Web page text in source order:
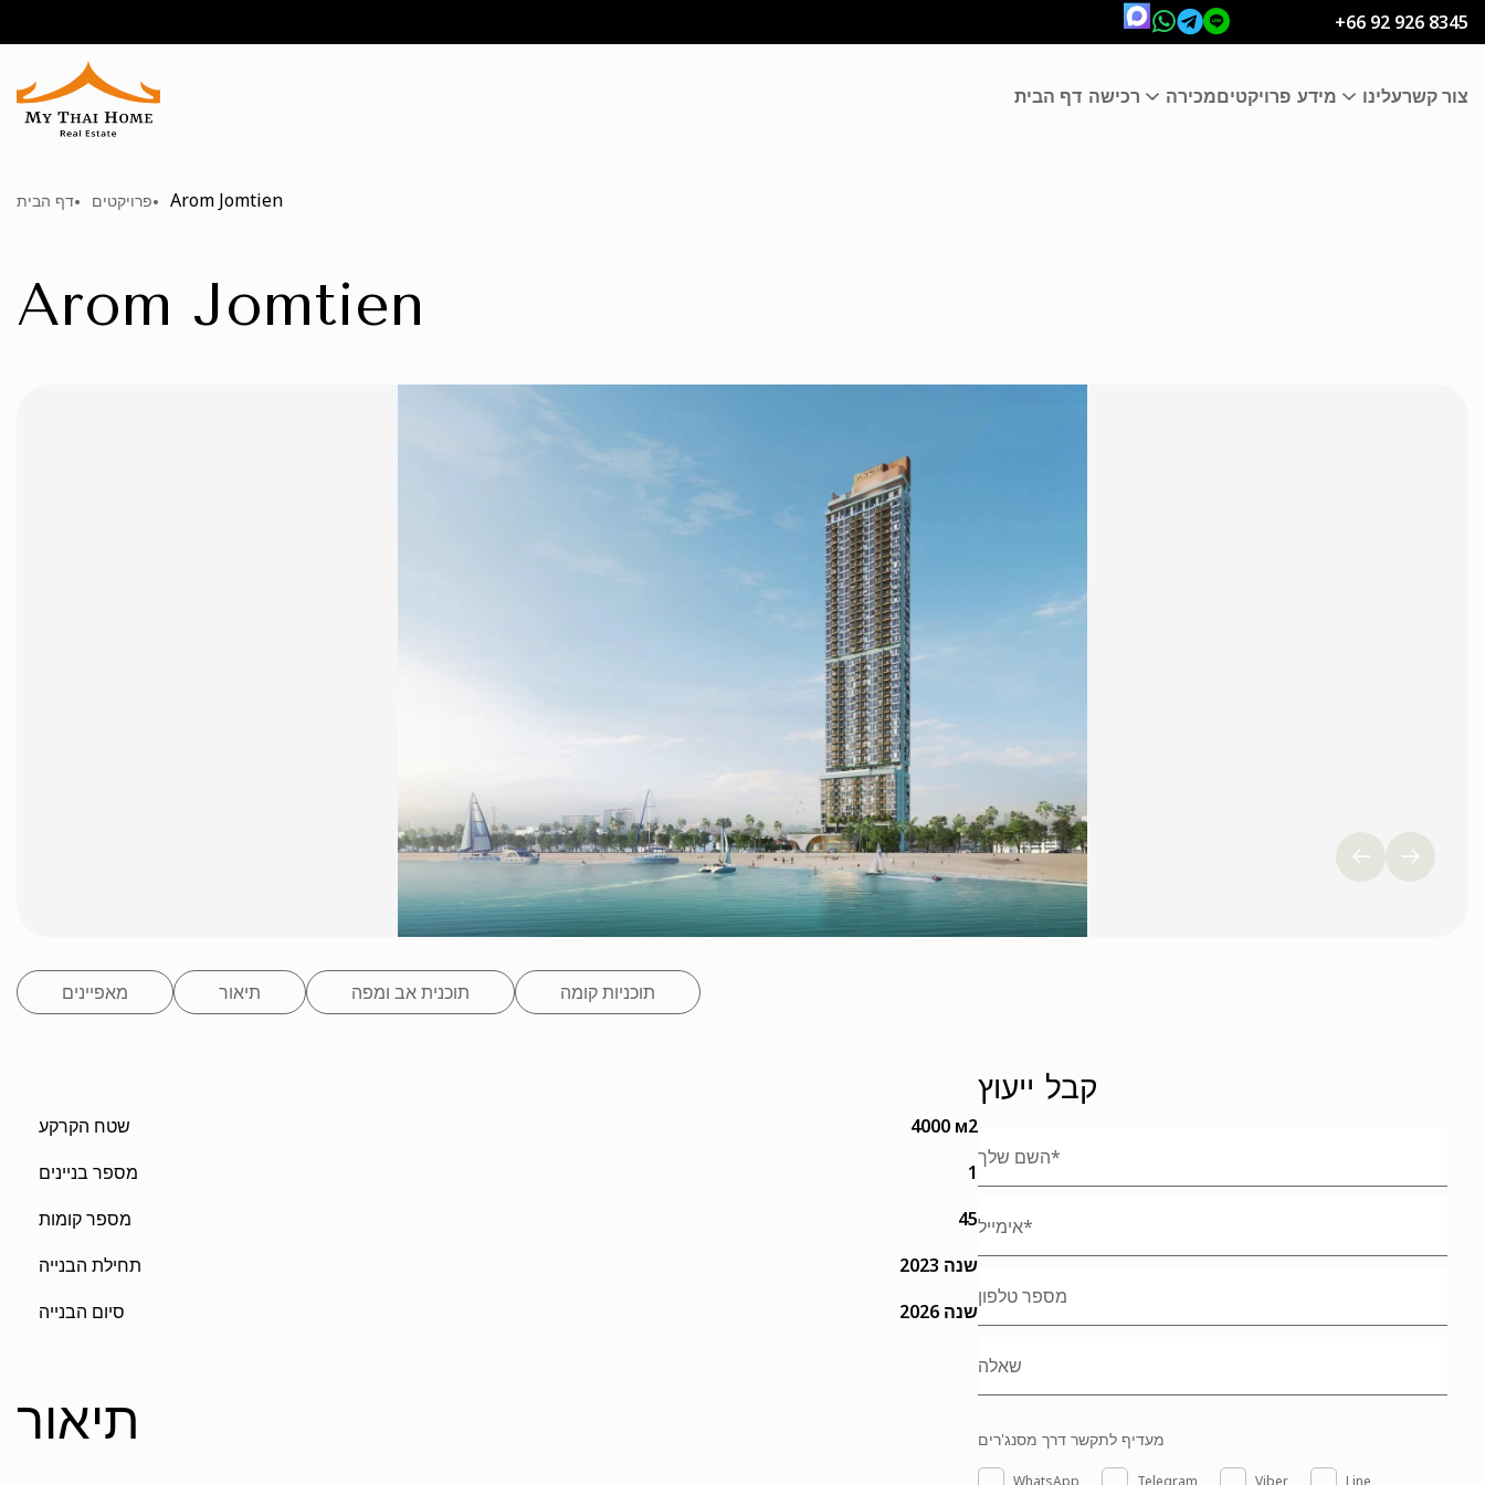
+66 92 926 8345
דף הבית רכישה מכירהפרויקטים מידע עלינוצור קשר
דף הבית פרויקטים Arom Jomtien
Arom Jomtien
מאפיינים תיאור תוכנית אב ומפה תוכניות קומה
שטח הקרקע
4000 м2
מספר בניינים
1
מספר קומות
45
תחילת הבנייה
2023 שנה
סיום הבנייה
2026 שנה
תיאור
קבל ייעוץ
מעדיף לתקשר דרך מסנג'רים
WhatsApp Telegram Viber Line